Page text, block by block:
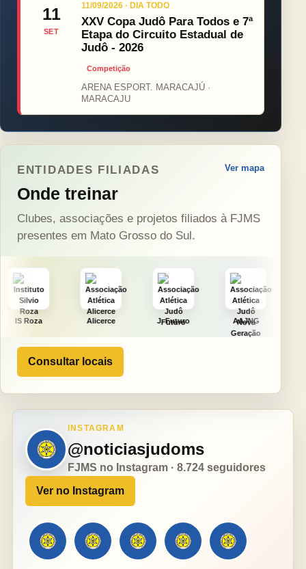
11
SET
11/09/2026 · DIA TODO
XXV Copa Judô Para Todos e 7ª
Etapa do Circuito Estadual de
Judô - 2026
Competição
ARENA ESPORT. MARACAJÚ ·
MARACAJU
ENTIDADES FILIADAS
Onde treinar
Ver mapa
Clubes, associações e projetos filiados à FJMS
presentes em Mato Grosso do Sul.
Alicerce J. Futuro AAJNG TSURU
Consultar locais
INSTAGRAM
@noticiasjudoms
FJMS no Instagram · 8.724 seguidores
Ver no Instagram